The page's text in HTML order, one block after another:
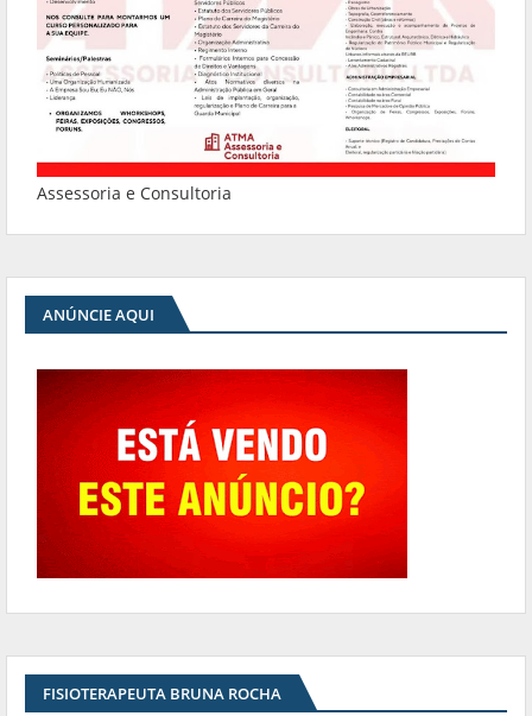
Assessoria e Consultoria
ANÚNCIE AQUI
FISIOTERAPEUTA BRUNA ROCHA